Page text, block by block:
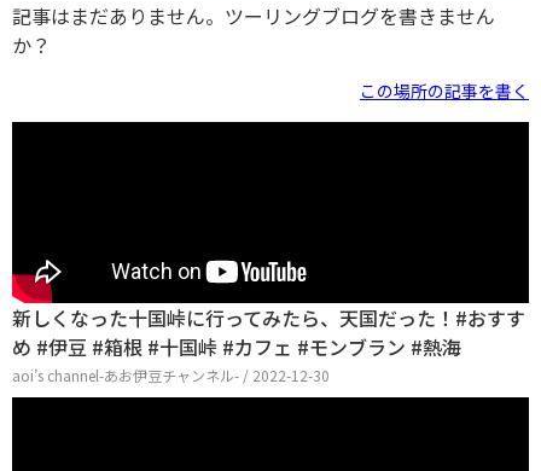
記事はまだありません。ツーリングブログを書きません
か？
この場所の記事を書く
新しくなった十国峠に行ってみたら、天国だった！#おすす
め #伊豆 #箱根 #十国峠 #カフェ #モンブラン #熱海
aoi’s channel-あお伊豆チャンネル- / 2022-12-30